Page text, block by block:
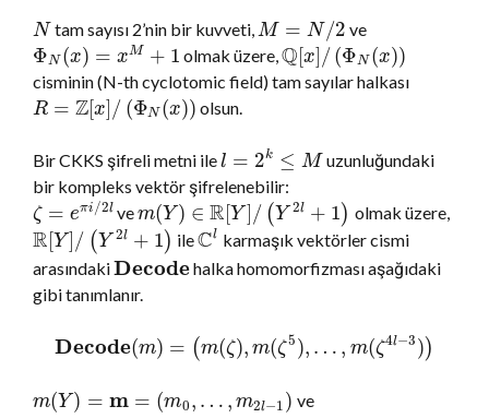
N tam sayısı 2’nin bir kuvveti, M = N/2 ve
ΦN (x) = xM + 1 olmak üzere,Q[x]/(ΦN (x))
cisminin (N-th cyclotomic field) tam sayılar halkası
R = Z[x]/ (ΦN (x)) olsun.
Bir CKKS şifreli metni ilel = 2k ≤ M uzunluğundaki
bir kompleks vektör şifrelenebilir:
ζ = eπi /2lvem(Y ) ∈ R[Y ]/ (Y 2l + 1) olmak üzere,
R[Y ]/ ( Y 2l + 1) ileCl karmaşık vektörler cismi
arasındakiDecodehalka homomorfizması aşağıdaki
gibi tanımlanır.
Decode(m) = (m(ζ), m(ζ5), … , m(ζ4l−3))
m(Y ) = m = (m0, … , m2l−1) ve